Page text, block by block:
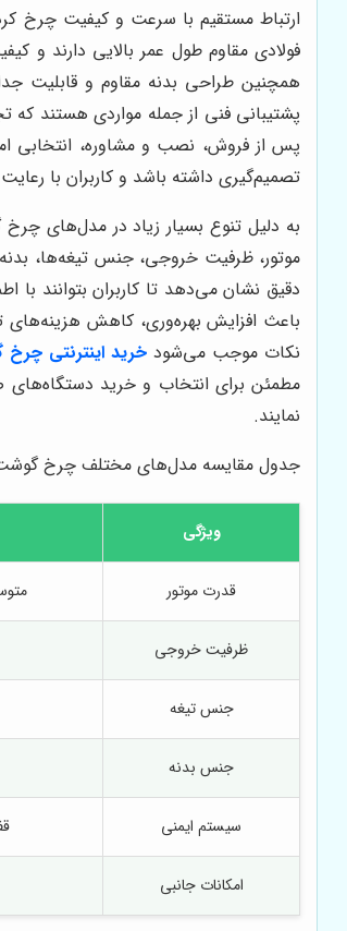
ارتباط مستقیم با سرعت و کیفیت چرخ
فولادی مقاوم طول عمر بالایی دارند
همچنین طراحی بدنه مقاوم و قابلیت
پشتیبانی فنی از جمله مواردی هستند که
پس از فروش، نصب و مشاوره، انتخابی
تصمیم‌گیری داشته باشد و کاربران با
به دلیل تنوع بسیار زیاد در مدل‌های
موتور، ظرفیت خروجی، جنس تیغه‌ها،
دقیق نشان می‌دهد تا کاربران بتوانند
باعث افزایش بهره‌وری، کاهش هزینه‌های
نکات موجب می‌شود خرید اینترنتی
مطمئن برای انتخاب و خرید دستگاه‌های
نمایند.
جدول مقایسه مدل‌های مختلف چرخ
ویژگی
قدرت موتور
ظرفیت خروجی
جنس تیغه
جنس بدنه
سیستم ایمنی
امکانات جانبی